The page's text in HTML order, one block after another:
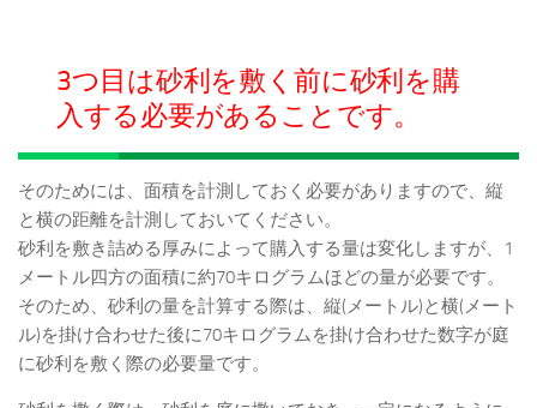
3つ目は砂利を敷く前に砂利を購
入する必要があることです。
そのためには、面積を計測しておく必要がありますので、縦
と横の距離を計測しておいてください。
砂利を敷き詰める厚みによって購入する量は変化しますが、1
メートル四方の面積に約70キログラムほどの量が必要です。
そのため、砂利の量を計算する際は、縦(メートル)と横(メート
ル)を掛け合わせた後に70キログラムを掛け合わせた数字が庭
に砂利を敷く際の必要量です。